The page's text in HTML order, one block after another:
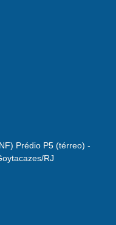
Prédio P5 (térreo) -
RJ